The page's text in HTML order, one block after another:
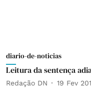
diario-de-noticias
Leitura da sentença
Redação DN 19 Fev